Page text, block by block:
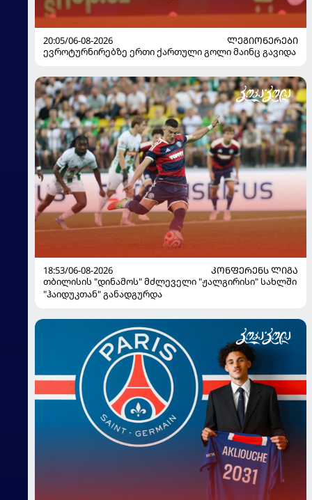
20:05/06-08-2026
ᲚᲔᲒᲘᲝᲜᲔᲠᲔᲑᲘ
ევროტურნირებზე ერთი ქართული გოლი მაინც გავიდა
18:53/06-08-2026
ᲙᲝᲜᲤᲔᲠᲔᲜᲡ ᲚᲘᲒᲐ
თბილისის "დინამოს" მძლეველი "ჟალგირისი" სახლში
"ჰაიდუკთან" განადგურდა